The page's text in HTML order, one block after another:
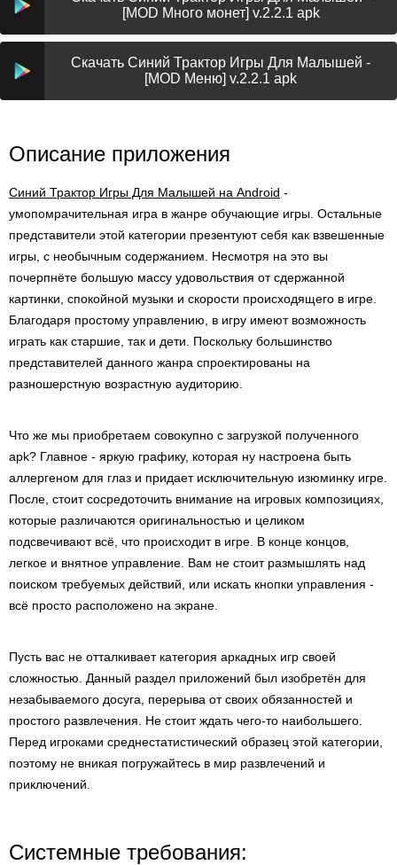
[MOD Много монет] v.2.2.1 apk
Скачать Синий Трактор Игры Для Малышей -
[MOD Меню] v.2.2.1 apk
Описание приложения
Синий Трактор Игры Для Малышей на Android -
умопомрачительная игра в жанре обучающие игры. Остальные
представители этой категории презентуют себя как взвешенные
игры, с необычным содержанием. Несмотря на это вы
почерпнёте большую массу удовольствия от сдержанной
картинки, спокойной музыки и скорости происходящего в игре.
Благодаря простому управлению, в игру имеют возможность
играть как старшие, так и дети. Поскольку большинство
представителей данного жанра спроектированы на
разношерстную возрастную аудиторию.
Что же мы приобретаем совокупно с загрузкой полученного
apk? Главное - яркую графику, которая ну настроена быть
аллергеном для глаз и придает исключительную изюминку игре.
После, стоит сосредоточить внимание на игровых композициях,
которые различаются оригинальностью и целиком
подсвечивают всё, что происходит в игре. В конце концов,
легкое и внятное управление. Вам не стоит размышлять над
поиском требуемых действий, или искать кнопки управления -
всё просто расположено на экране.
Пусть вас не отталкивает категория аркадных игр своей
сложностью. Данный раздел приложений был изобретён для
незабываемого досуга, перерыва от своих обязанностей и
простого развлечения. Не стоит ждать чего-то наибольшего.
Перед игроками среднестатистический образец этой категории,
поэтому не вникая погружайтесь в мир развлечений и
приключений.
Системные требования: